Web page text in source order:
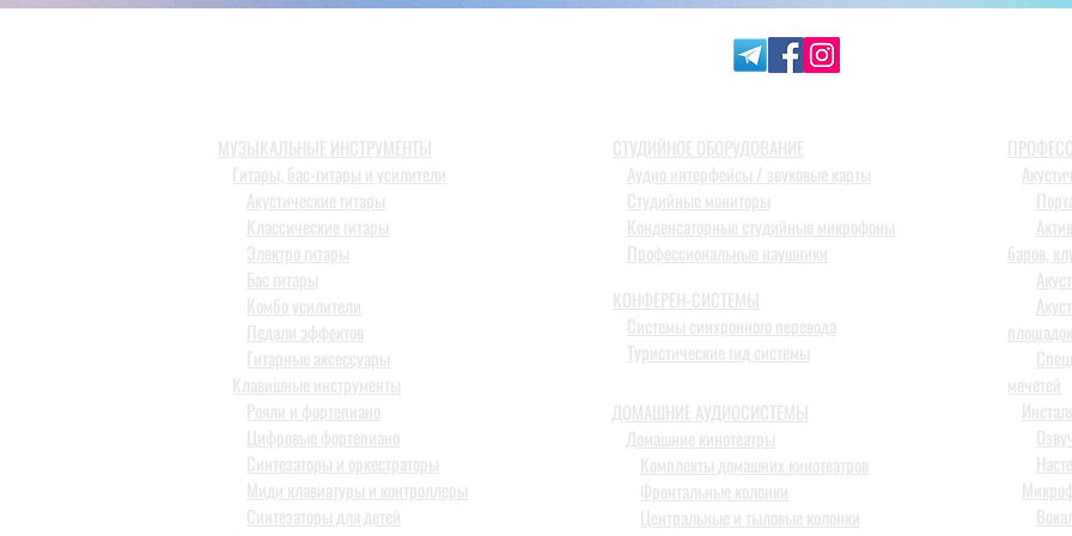
МУЗЫКАЛЬНЫЕ ИНСТРУМЕНТЫ
Гитары, бас-гитары и усилители
Акустические гитары
Классические гитары
Электро гитары
Бас гитары
Комбо усилители
Педали эффектов
Гитарные аксессуары
Клавишные инструменты
Рояли и фортепиано
Цифровые фортепиано
Синтезаторы и оркестраторы
Миди клавиатуры и контроллеры
Синтезаторы для детей
СТУДИЙНОЕ ОБОРУДОВАНИЕ
Аудио интерфейсы / звуковые карты
Студийные мониторы
Конденсаторные студийные микрофоны
Профессиональные наушники
КОНФЕРЕН-СИСТЕМЫ
Системы синхронного перевода
Туристические гид системы
ДОМАШНИЕ АУДИОСИСТЕМЫ
Домашние кинотеатры
Комплекты домашних кинотеатров
Фронтальные колонки
Центральные и тыловые колонки
баров,
площадок
мечетей